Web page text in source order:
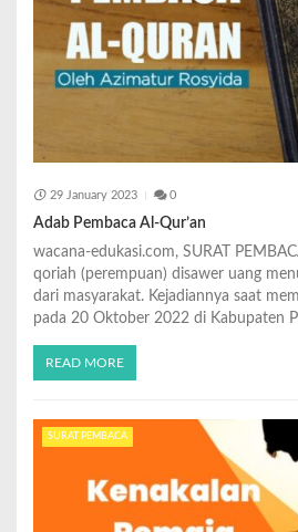
29 January 2023 0
Adab Pembaca Al-Qur’an
wacana-edukasi.com, SURAT
qoriah (perempuan) disawer uang
dari masyarakat. Kejadiannya saat
pada 20 Oktober 2022 di Kabupaten
READ MORE
SURAT PEMBACA